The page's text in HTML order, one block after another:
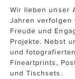
Wir lieben unser
Jahren verfolgen
Freude und
Projekte. Nebst
und
Fineartprints,
und Tischsets.